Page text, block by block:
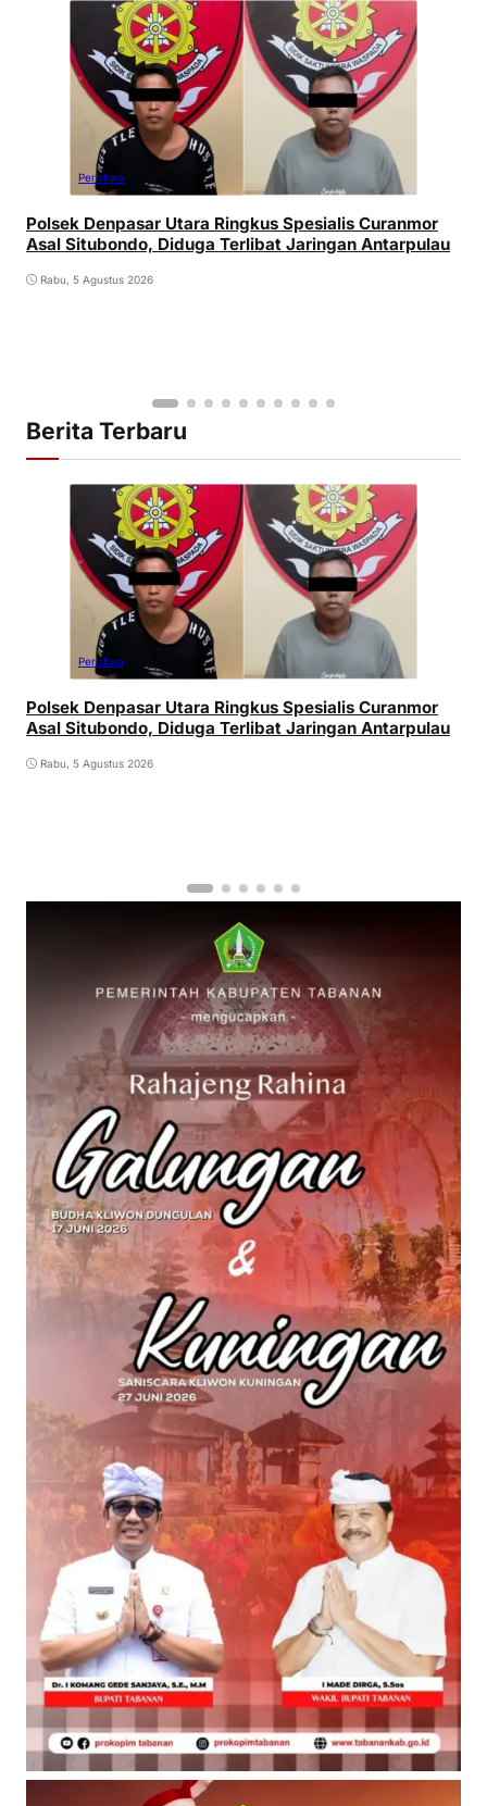
Peristiwa
Polsek Denpasar Utara Ringkus Spesialis Curanmor
Asal Situbondo, Diduga Terlibat Jaringan Antarpulau
Rabu, 5 Agustus 2026
Berita Terbaru
Peristiwa
Polsek Denpasar Utara Ringkus Spesialis Curanmor
Asal Situbondo, Diduga Terlibat Jaringan Antarpulau
Rabu, 5 Agustus 2026